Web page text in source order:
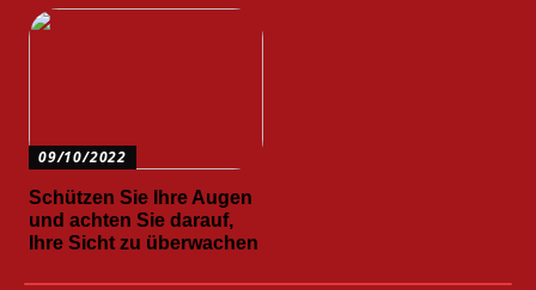
09/10/2022
Schützen Sie Ihre Augen
und achten Sie darauf,
Ihre Sicht zu überwachen